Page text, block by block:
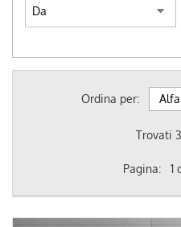
Ordina per:
Trovati 3
Pagina:1